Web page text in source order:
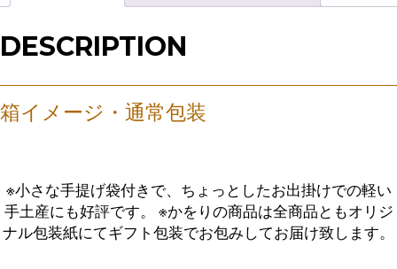
DESCRIPTION
※小さな手提げ袋付きで、ちょっとしたお出掛けでの軽い
手土産にも好評です。
※かをりの商品は全商品ともオリジ
ナル包装紙にてギフト包装でお包みしてお届け致します。